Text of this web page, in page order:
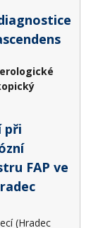
při
FAP ve
(Hradec